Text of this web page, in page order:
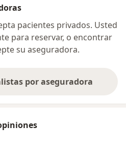
pacientes privados. Usted
para reservar, o encontrar
su aseguradora.
por aseguradora